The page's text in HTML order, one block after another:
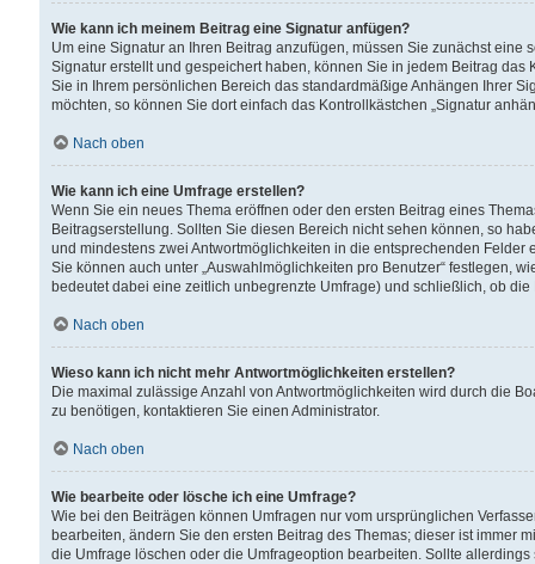
Wie kann ich meinem Beitrag eine Signatur anfügen?
Um eine Signatur an Ihren Beitrag anzufügen, müssen Sie zunächst
Signatur erstellt und gespeichert haben, können Sie in jedem Beitrag
Sie in Ihrem persönlichen Bereich das standardmäßige Anhängen Ihrer
möchten, so können Sie dort einfach das Kontrollkästchen „Signatur
Nach oben
Wie kann ich eine Umfrage erstellen?
Wenn Sie ein neues Thema eröffnen oder den ersten Beitrag eines
Beitragserstellung. Sollten Sie diesen Bereich nicht sehen können, so
und mindestens zwei Antwortmöglichkeiten in die entsprechenden
Sie können auch unter „Auswahlmöglichkeiten pro Benutzer“ festlegen,
bedeutet dabei eine zeitlich unbegrenzte Umfrage) und schließlich, ob
Nach oben
Wieso kann ich nicht mehr Antwortmöglichkeiten erstellen?
Die maximal zulässige Anzahl von Antwortmöglichkeiten wird durch die
zu benötigen, kontaktieren Sie einen Administrator.
Nach oben
Wie bearbeite oder lösche ich eine Umfrage?
Wie bei den Beiträgen können Umfragen nur vom ursprünglichen
bearbeiten, ändern Sie den ersten Beitrag des Themas; dieser ist immer
die Umfrage löschen oder die Umfrageoption bearbeiten. Sollte